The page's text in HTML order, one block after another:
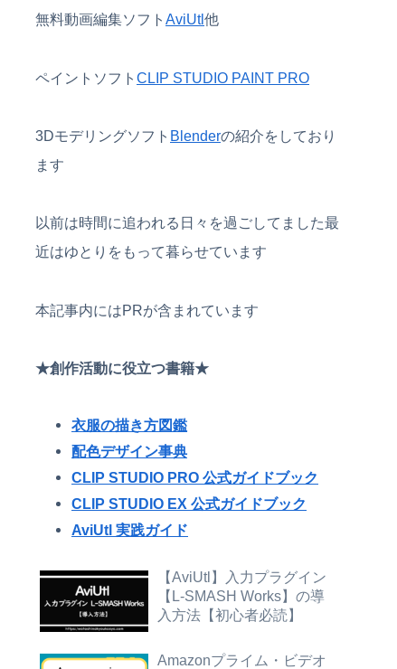
無料動画編集ソフト AviUtl他
ペイントソフト CLIP STUDIO PAINT PRO
3Dモデリングソフト Blenderの紹介をしており
ます
以前は時間に追われる日々を過ごしてました最
近はゆとりをもって暮らせています
本記事内にはPRが含まれています
★創作活動に役立つ書籍★
衣服の描き方図鑑
配色デザイン事典
CLIP STUDIO PRO 公式ガイドブック
CLIP STUDIO EX 公式ガイドブック
AviUtl 実践ガイド
【AviUtl】入力プラグイン
【L-SMASH Works】の導
入方法【初心者必読】
Amazonプライム・ビデオ